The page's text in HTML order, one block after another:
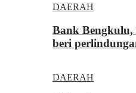
DAERAH
Bank
beri
DAERAH